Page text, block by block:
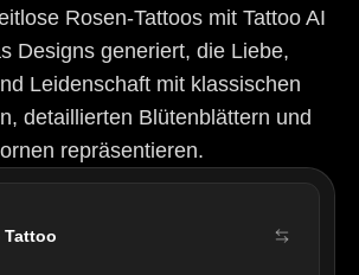
Rosen-Tattoos mit Tattoo AI
Designs generiert, die Liebe,
Leidenschaft mit klassischen
detaillierten Blütenblättern und
repräsentieren.
Tattoo